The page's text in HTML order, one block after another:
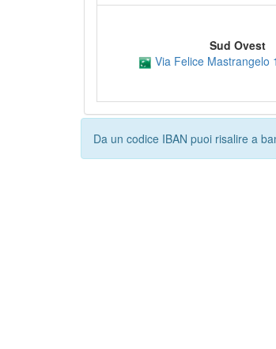
Sud Ovest
Via Felice Mastrangelo
Da un codice IBAN puoi risalire a